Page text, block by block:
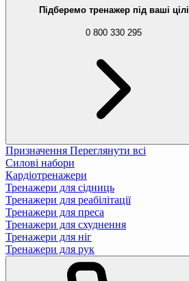
Підберемо тренажер під ваші цілі
0 800 330 295
Призначення Переглянути всі
Силові набори
Кардіотренажери
Тренажери для сідниць
Тренажери для реабілітації
Тренажери для преса
Тренажери для схуднення
Тренажери для ніг
Тренажери для рук